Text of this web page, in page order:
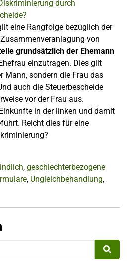
eine Rangfolge bezüglich der
von
grundsätzlich der Ehemann
einzutragen. Dies gilt
Mann, sondern die Frau das
auch die Steuerbescheide
vor der Frau aus.
in der linken und damit
Reicht dies für eine
, geschlechterbezogene
, Ungleichbehandlung,